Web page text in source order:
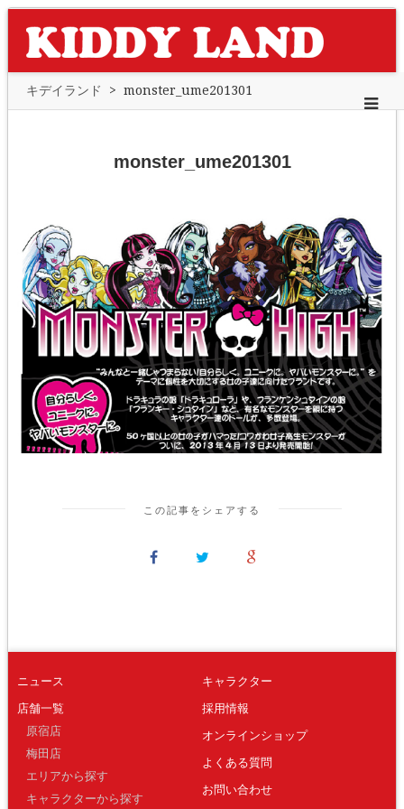
キデイランド > monster_ume201301
monster_ume201301
この記事をシェアする
ニュース
店舗一覧
原宿店
梅田店
エリアから探す
キャラクターから探す
キャラクター
採用情報
オンラインショップ
よくある質問
お問い合わせ